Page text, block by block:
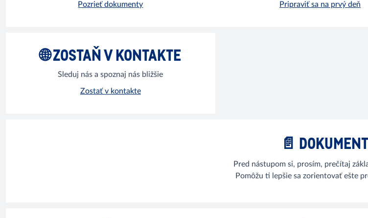
Pozrieť dokumenty Pripraviť sa na prvý deň
🌐 ZOSTAŇ V KONTAKTE
Sleduj nás a spoznaj nás bližšie
Zostať v kontakte
📄
Pred nástupom si, prosím, prečítaj
Pomôžu ti lepšie sa zorientovať ešte